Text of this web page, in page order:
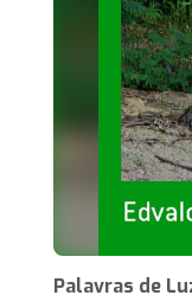
Palavras de